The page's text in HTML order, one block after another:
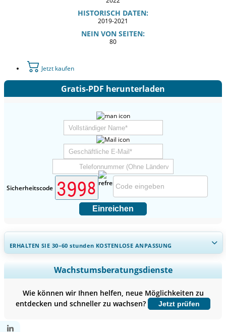
HISTORISCH DATEN:
2019-2021
NEIN VON SEITEN:
80
Jetzt kaufen
Gratis-PDF herunterladen
Sicherheitscode
Einreichen
ERHALTEN SIE 30–60stunden KOSTENLOSE ANPASSUNG
Regionale und länderspezifische Abdeckung erweitern,
Segmentanalyse, Unternehmensprofile, Wettbewerbs-
Jetzt anpassen
Wachstumsberatungsdienste
Wie können wir Ihnen helfen, neue Möglichkeiten zu
entdecken und schneller zu wachsen?
Jetzt prüfen